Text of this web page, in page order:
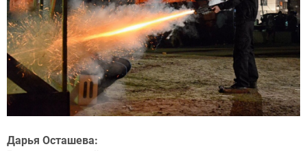
Дарья Осташева: